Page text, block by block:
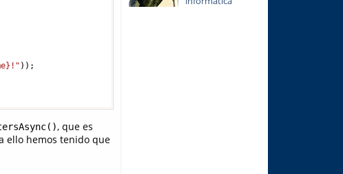
!" ));
, que es
ello hemos tenido que